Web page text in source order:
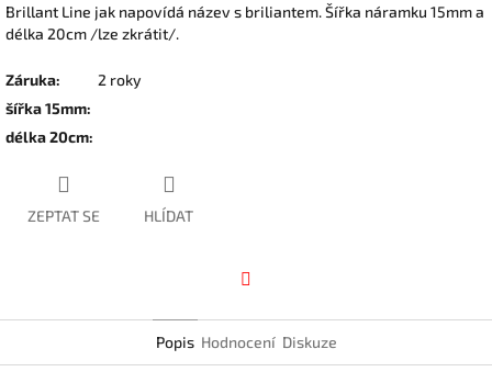
Brillant Line jak napovídá název s briliantem. Šířka náramku 15mm a
délka 20cm /lze zkrátit/.
Záruka:
2 roky
šířka 15mm:
délka 20cm:
ZEPTAT SE HLÍDAT
Popis Hodnocení Diskuze